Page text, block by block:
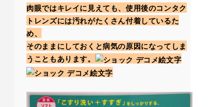
肉眼ではキレイに見えても、使用後のコンタク
トレンズには汚れがたくさん付着しているた
め、
そのままにしておくと病気の原因になってしま
うこともあります。